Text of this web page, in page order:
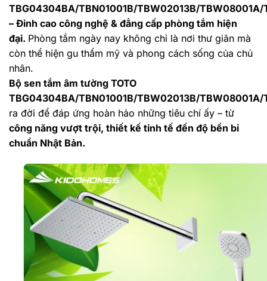
TBG04304BA/TBN01001B/TBW02013B/
– Đỉnh cao công nghệ & đẳng cấp phòng tắm hiện
đại. Phòng tắm ngày nay không chỉ là nơi thư giãn mà
còn thể hiện gu thẩm mỹ và phong cách sống của chủ
nhân.
Bộ sen tắm âm tường TOTO
TBG04304BA/TBN01001B/TBW02013B/
ra đời để đáp ứng hoàn hảo những tiêu chí ấy – từ
công năng vượt trội, thiết kế tinh tế đến độ bền bỉ
chuẩn Nhật Bản.